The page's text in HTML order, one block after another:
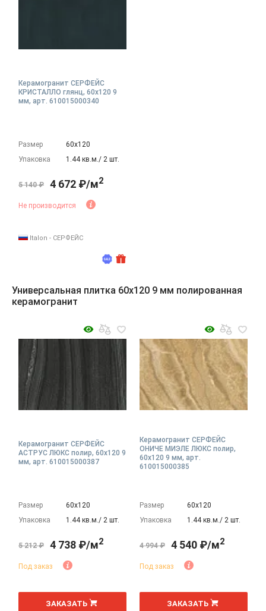
Керамогранит СЕРФЕЙС
КРИСТАЛЛО глянц, 60x120 9
мм, арт. 610015000340
Размер
60х120
Упаковка
1.44 кв.м./ 2 шт.
5 140 ₽ 4 672 ₽/м2
Не производится
Italon - СЕРФЕЙС
Универсальная плитка 60x120 9 мм полированная
керамогранит
Керамогранит СЕРФЕЙС
АСТРУС ЛЮКС полир, 60x120 9
мм, арт. 610015000387
Размер
60х120
Упаковка
1.44 кв.м./ 2 шт.
5 212 ₽ 4 738 ₽/м2
Под заказ
м
ЗАКАЗАТЬ
Керамогранит СЕРФЕЙС
ОНИЧЕ МИЭЛЕ ЛЮКС полир,
60x120 9 мм, арт.
610015000385
Размер
60х120
Упаковка
1.44 кв.м./ 2 шт.
4 994 ₽ 4 540 ₽/м2
Под заказ
м
ЗАКАЗАТЬ